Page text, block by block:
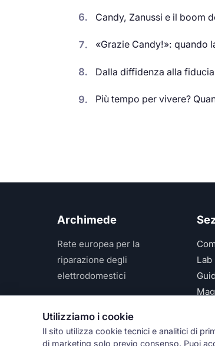
6. Candy, Zanussi e il boom
7. «Grazie Candy!»: quando
8. Dalla diffidenza alla
9. Più tempo per vivere?
Archimede
Rete europea per la
riparazione degli
elettrodomestici
2520
Lab
Utilizziamo i cookie
Il sito utilizza cookie tecnici e analitici di
di marketing solo previo consenso. Puoi